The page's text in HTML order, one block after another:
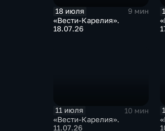
18 июля
9 мин
«Вести-Карелия».
18.07.26
11 июля
10 мин
«Вести-Карелия».
11.07.26